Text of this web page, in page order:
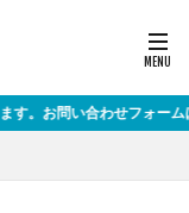
問い合わせフォームはこ